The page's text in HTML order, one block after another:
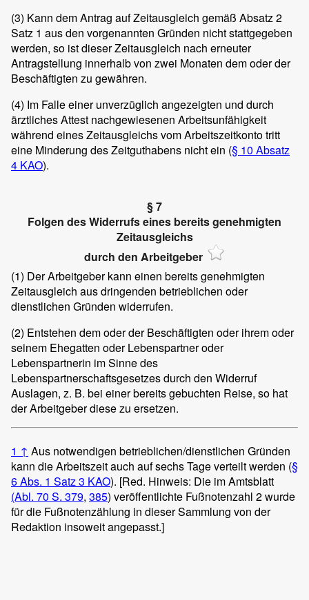
(3) Kann dem Antrag auf Zeitausgleich gemäß Absatz 2
Satz 1 aus den vorgenannten Gründen nicht stattgegeben
werden, so ist dieser Zeitausgleich nach erneuter
Antragstellung innerhalb von zwei Monaten dem oder der
Beschäftigten zu gewähren.
(4) Im Falle einer unverzüglich angezeigten und durch
ärztliches Attest nachgewiesenen Arbeitsunfähigkeit
während eines Zeitausgleichs vom Arbeitszeitkonto tritt
eine Minderung des Zeitguthabens nicht ein (§ 10 Absatz
4 KAO).
§ 7
Folgen des Widerrufs eines bereits genehmigten
Zeitausgleichs
durch den Arbeitgeber
(1) Der Arbeitgeber kann einen bereits genehmigten
Zeitausgleich aus dringenden betrieblichen oder
dienstlichen Gründen widerrufen.
(2) Entstehen dem oder der Beschäftigten oder ihrem oder
seinem Ehegatten oder Lebenspartner oder
Lebenspartnerin im Sinne des
Lebenspartnerschaftsgesetzes durch den Widerruf
Auslagen, z. B. bei einer bereits gebuchten Reise, so hat
der Arbeitgeber diese zu ersetzen.
1 ↑ Aus notwendigen betrieblichen/dienstlichen Gründen
kann die Arbeitszeit auch auf sechs Tage verteilt werden (§
6 Abs. 1 Satz 3 KAO). [Red. Hinweis: Die im Amtsblatt
(Abl. 70 S. 379, 385) veröffentlichte Fußnotenzahl 2 wurde
für die Fußnotenzählung in dieser Sammlung von der
Redaktion insoweit angepasst.]